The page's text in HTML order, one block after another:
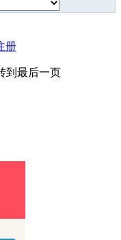
册
到最后一页